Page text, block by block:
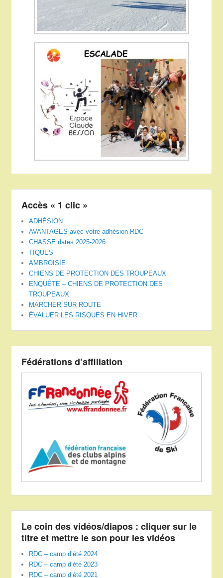
Accès « 1 clic »
ADHÉSION
AVANTAGES avec votre adhésion RDC
CHASSE dates 2025-2026
TIQUES
AMBROISIE
CHIENS DE PROTECTION DES TROUPEAUX
ENQUÊTE – CHIENS DE PROTECTION DES
TROUPEAUX
MARCHER SUR ROUTE
ÉVALUER LES RISQUES EN HIVER
Fédérations d’affiliation
Le coin des vidéos/diapos : cliquer sur le
titre et mettre le son pour les vidéos
RDC – camp d’été 2024
RDC – camp d’été 2023
RDC – camp d’été 2021